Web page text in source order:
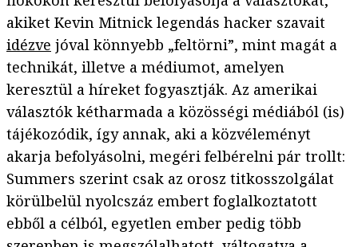
akiket Kevin Mitnick legendás hacker szavait
idézve jóval könnyebb „feltörni”, mint magát a
technikát, illetve a médiumot, amelyen
keresztül a híreket fogyasztják. Az amerikai
választók kétharmada a közösségi médiából (is)
tájékozódik, így annak, aki a közvéleményt
akarja befolyásolni, megéri felbérelni pár trollt:
Summers szerint csak az orosz titkosszolgálat
körülbelül nyolcszáz embert foglalkoztatott
ebből a célból, egyetlen ember pedig több